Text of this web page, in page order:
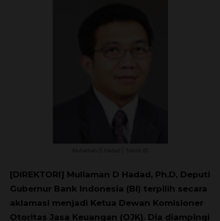
[DIREKTORI] Muliaman D Hadad, Ph.D, Deputi
Gubernur Bank Indonesia (BI) terpilih secara
aklamasi menjadi Ketua Dewan Komisioner
Otoritas Jasa Keuangan (OJK). Dia diampingi